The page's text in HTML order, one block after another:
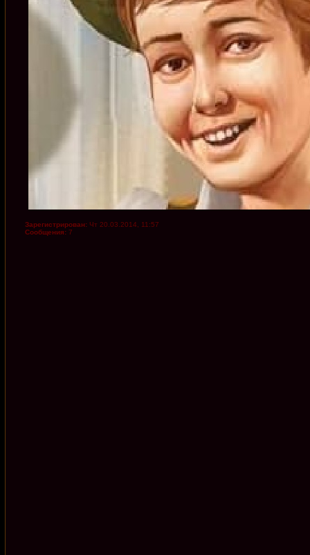
Зарегистрирован: Чт 20.03.2014, 11:57
Сообщения: 7